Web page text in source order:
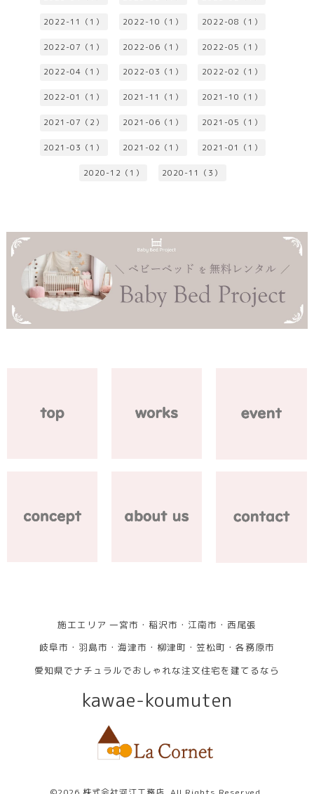
2022-11（1） 2022-10（1） 2022-08（1）
2022-07（1） 2022-06（1） 2022-05（1）
2022-04（1） 2022-03（1） 2022-02（1）
2022-01（1） 2021-11（1） 2021-10（1）
2021-07（2） 2021-06（1） 2021-05（1）
2021-03（1） 2021-02（1） 2021-01（1）
2020-12（1） 2020-11（3）
施工エリア 一宮市・稲沢市・江南市・西尾張
岐阜市・羽島市・海津市・柳津町・笠松町・各務原市
愛知県でナチュラルでおしゃれな注文住宅を建てるなら
kawae-koumuten